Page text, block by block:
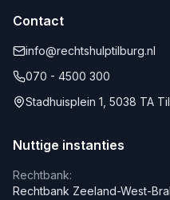
Contact
info@rechtshulptilburg.nl
070 - 4500 300
Stadhuisplein 1, 5038 TA
Nuttige instanties
Rechtbank:
Rechtbank Zeeland-West-